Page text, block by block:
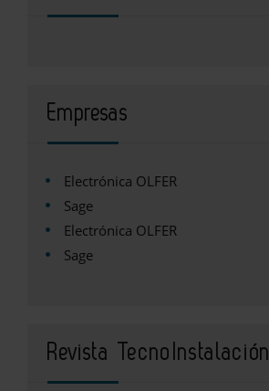
Empresas
Electrónica OLFER
Sage
Electrónica OLFER
Sage
Revista TecnoInstalación